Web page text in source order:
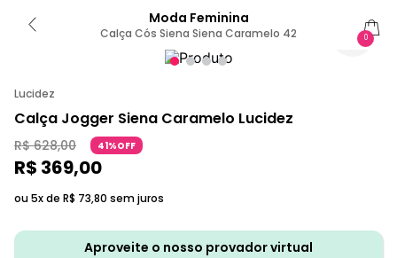
Moda Feminina
Calça Cós Siena Siena Caramelo 42 0
Lucidez
Calça Jogger Siena Caramelo Lucidez
R$ 628,00 41%OFF
R$ 369,00
ou 5x de R$ 73,80 sem juros
Aproveite o nosso provador virtual